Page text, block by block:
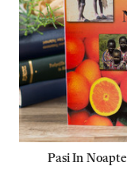
Pasi In